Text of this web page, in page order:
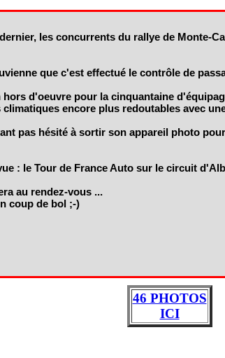
les concurrents du rallye de Monte-
que c'est effectué le contrôle de
d'oeuvre pour la cinquantaine
encore plus redoutables avec
pas hésité à sortir son appareil photo
: le Tour de France Auto sur le circuit
au rendez-vous ...
coup de bol ;-)
46 PHOTOS
ICI